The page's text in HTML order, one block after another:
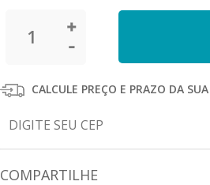
CALCULE PREÇO E PRAZO DA
COMPARTILHE